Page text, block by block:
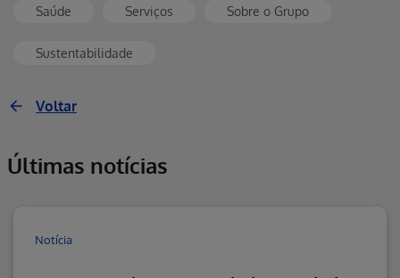
Saúde Serviços Sobre o Grupo
Sustentabilidade
Voltar
Últimas notícias
Notícia